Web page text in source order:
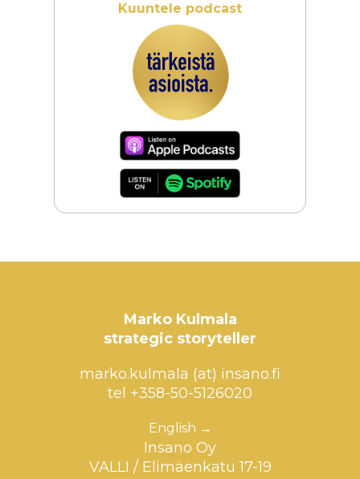
Kuuntele podcast
Marko Kulmala
strategic storyteller
marko.kulmala (at) insano.fi
tel +358-50-5126020
English →
Insano Oy
VALLI / Elimäenkatu 17-19